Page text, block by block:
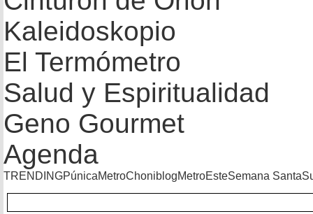
Kaleidoskopio
El Termómetro
Salud y Espiritualidad
Geno Gourmet
Agenda
TRENDINGPúnicaMetroChoniblogMetroEsteSemana Santa